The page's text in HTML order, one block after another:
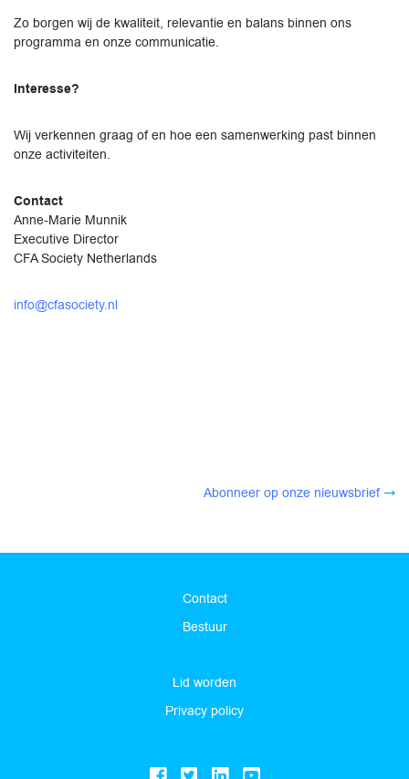
Zo borgen wij de kwaliteit, relevantie en balans binnen ons
programma en onze communicatie.
Interesse?
Wij verkennen graag of en hoe een samenwerking past binnen
onze activiteiten.
Contact
Anne-Marie Munnik
Executive Director
CFA Society Netherlands
info@cfasociety.nl
Abonneer op onze nieuwsbrief
Contact
Bestuur
Lid worden
Privacy policy